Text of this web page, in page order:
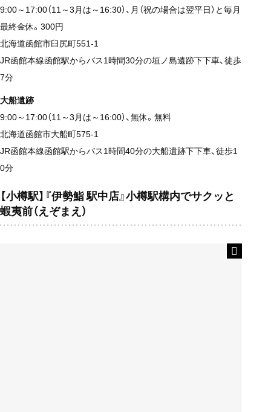
9:00～17:00（11～3月は～16:30）、月（祝の場合は翌平日）と毎月
最終金休。300円
北海道函館市臼尻町551-1
JR函館本線函館駅からバス1時間30分の垣ノ島遺跡下下車、徒歩
7分
大船遺跡
9:00～17:00（11～3月は～16:00）、無休。無料
北海道函館市大船町575-1
JR函館本線函館駅からバス1時間40分の大船遺跡下下車、徒歩1
0分
【小樽駅】『伊勢鮨 駅中店』小樽駅構内でサクッと
蝦夷前（えぞまえ）